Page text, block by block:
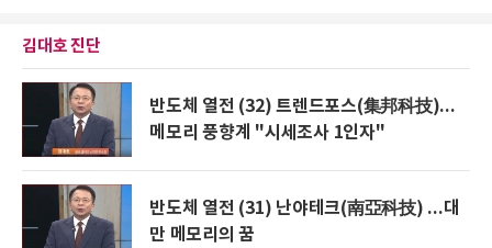
김대호 진단
반도체 열전 (32) 트렌드포스(集邦科技)...
메모리 풍향계 "시세조사 1인자"
반도체 열전 (31) 난야테크(南亞科技) ...대
만 메모리의 꿈